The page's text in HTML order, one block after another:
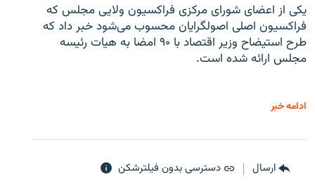
یکی از اعضای شورای مرکزی فراکسیون ولایی مجلس که
فراکسیون اصلی اصولگرایان محسوب می‌شود خبر داد که
طرح استیضاح وزیر اقتصاد با ۹۰ امضا به هیات رئیسه
مجلس ارائه شده است.
ادامه خبر
ارسال دسترسی بدون فیلترشکن